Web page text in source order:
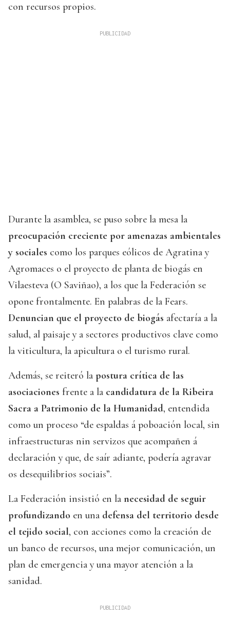
con recursos propios.
Durante la asamblea, se puso sobre la mesa la
preocupación creciente por amenazas ambientales
y sociales como los parques eólicos de Agratina y
Agromaces o el proyecto de planta de biogás en
Vilaesteva (O Saviñao), a los que la Federación se
opone frontalmente. En palabras de la Fears.
Denuncian que el proyecto de biogás afectaría a la
salud, al paisaje y a sectores productivos clave como
la viticultura, la apicultura o el turismo rural.
Además, se reiteró la postura crítica de las
asociaciones frente a la candidatura de la Ribeira
Sacra a Patrimonio de la Humanidad, entendida
como un proceso “de espaldas á poboación local, sin
infraestructuras nin servizos que acompañen á
declaración y que, de saír adiante, podería agravar
os desequilibrios sociais”.
La Federación insistió en la necesidad de seguir
profundizando en una defensa del territorio desde
el tejido social, con acciones como la creación de
un banco de recursos, una mejor comunicación, un
plan de emergencia y una mayor atención a la
sanidad.